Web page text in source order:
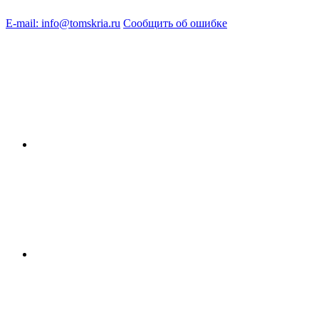
E-mail: info@tomskria.ru Сообщить об ошибке